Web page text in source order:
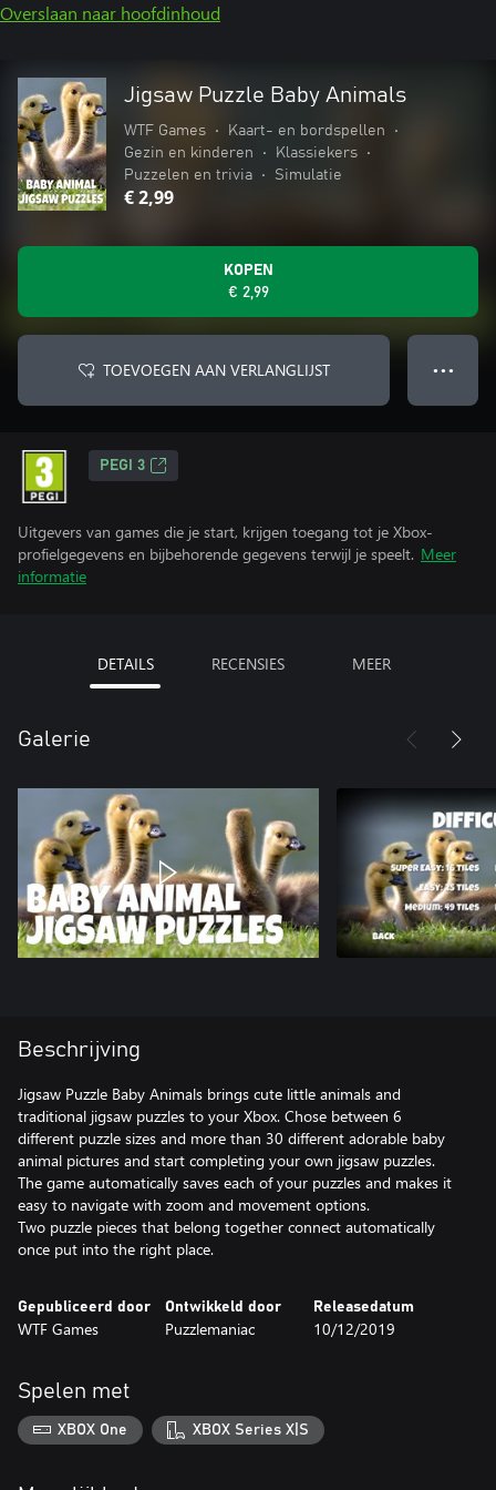
Overslaan naar hoofdinhoud
Jigsaw Puzzle Baby Animals
WTF Games • Kaart- en bordspellen
•
Gezin en kinderen
• Klassiekers
•
Puzzelen en trivia
• Simulatie
€ 2,99
KOPEN
€ 2,99
TOEVOEGEN AAN VERLANGLIJST ● ● ●
PEGI 3
Uitgevers van games die je start, krijgen toegang tot je Xbox-
profielgegevens en bijbehorende gegevens terwijl je speelt. Meer
informatie
DETAILS RECENSIES MEER
Galerie
Beschrijving
Jigsaw Puzzle Baby Animals brings cute little animals and
traditional jigsaw puzzles to your Xbox. Chose between 6
different puzzle sizes and more than 30 different adorable baby
animal pictures and start completing your own jigsaw puzzles.
The game automatically saves each of your puzzles and makes it
easy to navigate with zoom and movement options.
Two puzzle pieces that belong together connect automatically
once put into the right place.
Gepubliceerd door
WTF Games
Ontwikkeld door
Puzzlemaniac
Releasedatum
10/12/2019
Spelen met
XBOX One XBOX Series X|S